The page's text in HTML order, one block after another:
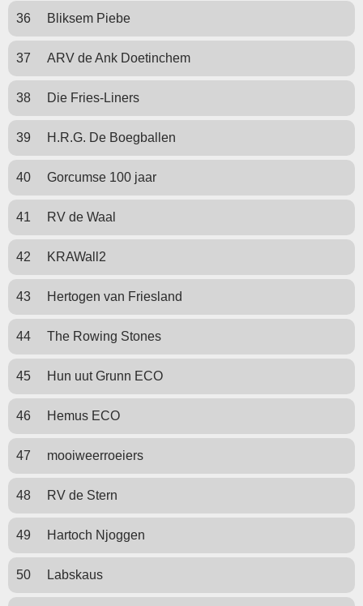
36 Bliksem Piebe
37 ARV de Ank Doetinchem
38 Die Fries-Liners
39 H.R.G. De Boegballen
40 Gorcumse 100 jaar
41 RV de Waal
42 KRAWall2
43 Hertogen van Friesland
44 The Rowing Stones
45 Hun uut Grunn ECO
46 Hemus ECO
47 mooiweerroeiers
48 RV de Stern
49 Hartoch Njoggen
50 Labskaus